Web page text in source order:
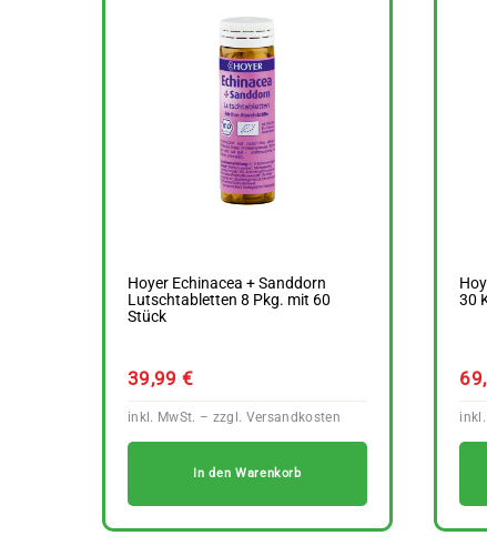
Hoyer Echinacea + Sanddorn
Lutschtabletten 8 Pkg. mit 60
Stück
39,99€
In den Warenkorb
30